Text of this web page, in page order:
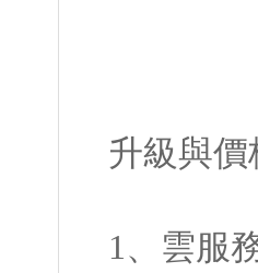
升級與
1、雲服